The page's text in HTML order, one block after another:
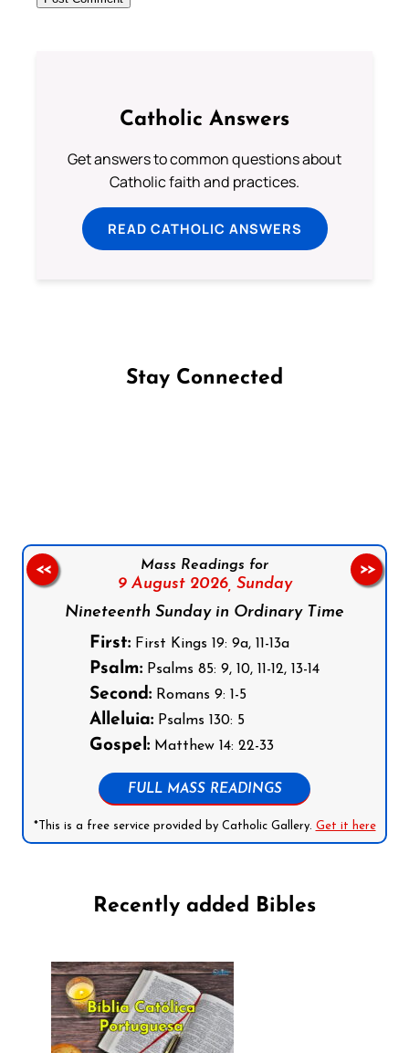
Catholic Answers
Get answers to common questions about
Catholic faith and practices.
READ CATHOLIC ANSWERS
Stay Connected
Mass Readings for
9 August 2026, Sunday
Nineteenth Sunday in Ordinary Time
First: First Kings 19: 9a, 11-13a
Psalm: Psalms 85: 9, 10, 11-12, 13-14
Second: Romans 9: 1-5
Alleluia: Psalms 130: 5
Gospel: Matthew 14: 22-33
FULL MASS READINGS
*This is a free service provided by Catholic Gallery. Get it here
<< >>
Recently added Bibles